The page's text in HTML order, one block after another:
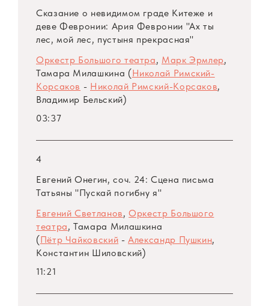
Валуа, Алисы Форд («Аида», «Дон Карлос» и
«Фальстаф» Дж. Верди), Татьяны, Лизы
(«Евгений Онегин» и «Пиковая дама» П.
Чайковского), Маргариты («Фауст» Ш.
Гуно), Февронии («Сказание о невидимом
граде Китеже и деве Февронии» Н.
Римского-Корсакова), Марины («Октябрь»
В 1961 году Тамара Милашкина с группой
советских певцов побывала в Италии на
стажировке в Миланском театре «Ла
Скала», в котором исполнила партию Лиды в
опере Дж. Верди «Битва при Леньяно». В
дни ее гастролей главный художник
телеграфировал в Москву: «Голос ее
Сказание о невидимом граде Китеже и
деве Февронии: Ария Февронии "Ах ты
лес, мой лес, пустыня прекрасная"
Оркестр Большого театра, Марк Эрмлер,
Тамара Милашкина (Николай Римский-
Корсаков - Николай Римский-Корсаков,
Владимир Бельский)
03:37
4
Евгений Онегин, соч. 24: Сцена письма
Татьяны "Пускай погибну я"
Евгений Светланов,Оркестр Большого
театра, Тамара Милашкина
(Пётр Чайковский -Александр Пушкин,
Константин Шиловский)
11:21